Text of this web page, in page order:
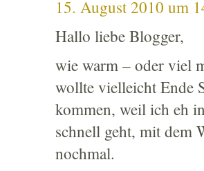
15. August 2010 um
Hallo liebe Blogger,
wie warm – oder viel
wollte vielleicht Ende
kommen, weil ich eh
schnell geht, mit dem
nochmal.